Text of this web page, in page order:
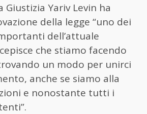
Yariv Levin ha
della legge “uno dei
dell’attuale
che stiamo facendo
un modo per unirci
anche se siamo alla
e nonostante tutti i